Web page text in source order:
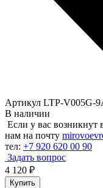
Артикул LTP-V005G-
В наличии
Если у вас возникнут
нам на почту
тел: +7 920 620 00 90
Задать вопрос
4 120 ₽
Купить